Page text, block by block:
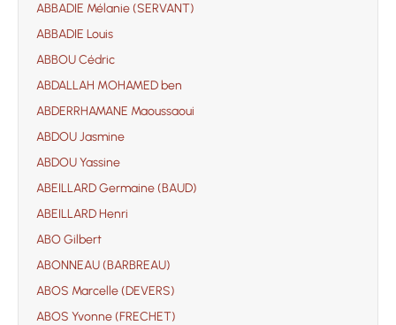
ABBADIE Mélanie (SERVANT)
ABBADIE Louis
ABBOU Cédric
ABDALLAH MOHAMED ben
ABDERRHAMANE Maoussaoui
ABDOU Jasmine
ABDOU Yassine
ABEILLARD Germaine (BAUD)
ABEILLARD Henri
ABO Gilbert
ABONNEAU (BARBREAU)
ABOS Marcelle (DEVERS)
ABOS Yvonne (FRECHET)